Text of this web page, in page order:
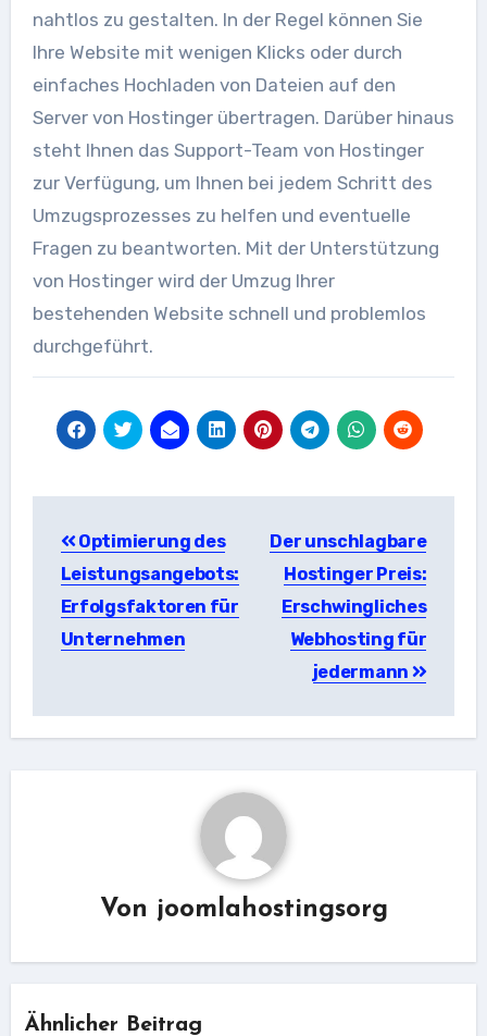
nahtlos zu gestalten. In der Regel können Sie
Ihre Website mit wenigen Klicks oder durch
einfaches Hochladen von Dateien auf den
Server von Hostinger übertragen. Darüber hinaus
steht Ihnen das Support-Team von Hostinger
zur Verfügung, um Ihnen bei jedem Schritt des
Umzugsprozesses zu helfen und eventuelle
Fragen zu beantworten. Mit der Unterstützung
von Hostinger wird der Umzug Ihrer
bestehenden Website schnell und problemlos
durchgeführt.
Optimierung des
Leistungsangebots:
Erfolgsfaktoren für
Unternehmen
Der unschlagbare
Hostinger Preis:
Erschwingliches
Webhosting für
jedermann
Von joomlahostingsorg
Ähnlicher Beitrag